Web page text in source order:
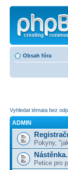
Obsah fóra
Vyhledat témata bez
ADMIN
Pokyny,
Petice pro